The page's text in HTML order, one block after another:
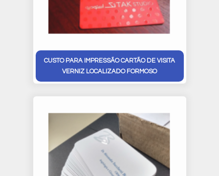
CUSTO PARA IMPRESSÃO CARTÃO DE VISITA
VERNIZ LOCALIZADO FORMOSO